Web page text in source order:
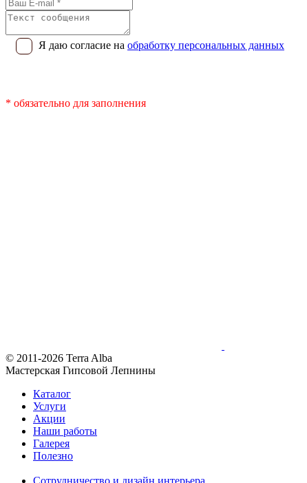
Я даю согласие на обработку персональных данных
* обязательно для заполнения
© 2011-2026 Terra Alba
Мастерская Гипсовой Лепнины
Каталог
Услуги
Акции
Наши работы
Галерея
Полезно
Сотрудничество и дизайн интерьера